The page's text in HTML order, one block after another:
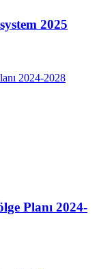
2025
2024-2028
Planı 2024-